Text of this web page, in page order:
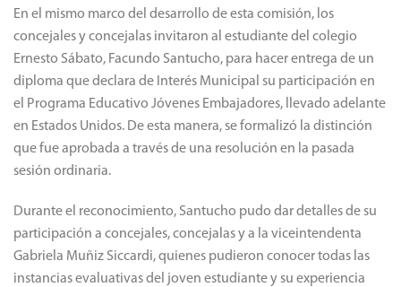
En el mismo marco del desarrollo de esta comisión, los
concejales y concejalas invitaron al estudiante del colegio
Ernesto Sábato, Facundo Santucho, para hacer entrega de un
diploma que declara de Interés Municipal su participación en
el Programa Educativo Jóvenes Embajadores, llevado adelante
en Estados Unidos. De esta manera, se formalizó la distinción
que fue aprobada a través de una resolución en la pasada
sesión ordinaria.
Durante el reconocimiento, Santucho pudo dar detalles de su
participación a concejales, concejalas y a la viceintendenta
Gabriela Muñiz Siccardi, quienes pudieron conocer todas las
instancias evaluativas del joven estudiante y su experiencia